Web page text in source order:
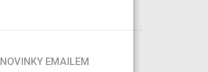
NOVINKY EMAILEM